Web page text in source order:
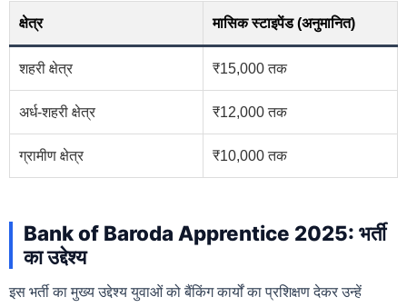
क्षेत्र मासिक स्टाइपेंड (अनुमानित)
शहरी क्षेत्र ₹15,000 तक
अर्ध-शहरी क्षेत्र ₹12,000 तक
ग्रामीण क्षेत्र ₹10,000 तक
Bank of Baroda Apprentice 2025: भर्ती
का उद्देश्य
इस भर्ती का मुख्य उद्देश्य युवाओं को बैंकिंग कार्यों का प्रशिक्षण देकर उन्हें